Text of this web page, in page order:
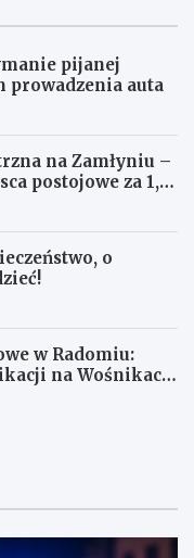
pijanej
prowadzenia auta
na Zamłyniu –
postojowe za 1,1
o
w Radomiu:
na Wośnikach,